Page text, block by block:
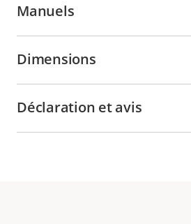
Manuels
Dimensions
Déclaration et avis